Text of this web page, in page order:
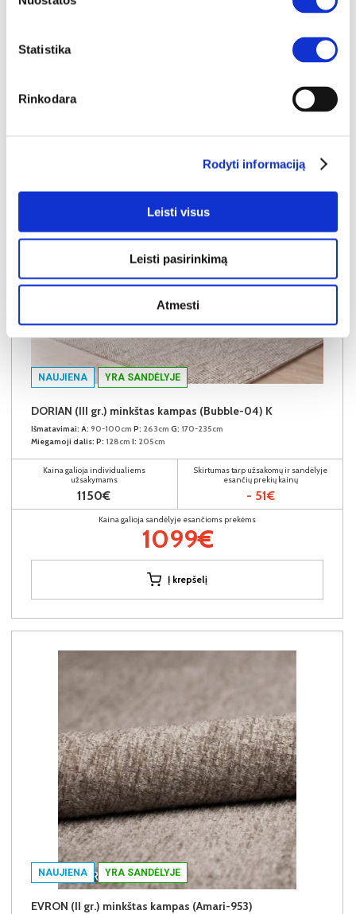
Statistika
Rinkodara
Rodyti informaciją
Leisti visus
Leisti pasirinkimą
Atmesti
NAUJIENA YRA SANDĖLYJE
DORIAN (III gr.) minkštas kampas (Bubble-04) K
Išmatavimai: A: 90-100cm P: 263cm G: 170-235cm
Miegamoji dalis: P: 128cm I: 205cm
Kaina galioja individualiems
užsakymams
1150€
Skirtumas tarp užsakomų ir sandėlyje
esančių prekių kainų
- 51€
Kaina galioja sandėlyje esančioms prekėms
1099€
Į krepšelį
NAUJIENA YRA SANDĖLYJE
EVRON (II gr.) minkštas kampas (Amari-953)